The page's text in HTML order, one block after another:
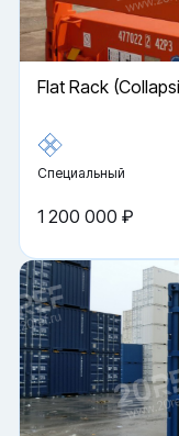
Flat Rack
Специальный
1 200 000 ₽